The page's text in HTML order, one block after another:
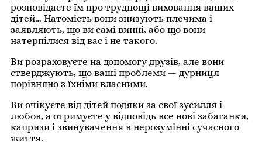
розповідаєте їм про труднощі виховання ваших
дітей… Натомість вони знизують плечима і
заявляють, що ви самі винні, або що вони
натерпілися від вас і не такого.
Ви розраховуєте на допомогу друзів, але вони
стверджують, що ваші проблеми — дурниця
порівняно з їхніми власними.
Ви очікуєте від дітей подяки за свої зусилля і
любов, а отримуєте у відповідь все нові забаганки,
капризи і звинувачення в нерозумінні сучасного
життя.